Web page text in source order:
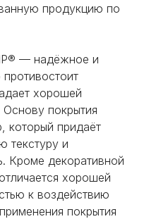
продукцию по
— надёжное и
хорошей
покрытия
который придаёт
текстуру и
Кроме декоративной
хорошей
к воздействию
покрытия